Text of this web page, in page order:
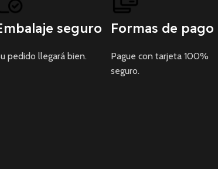
seguro
pedido llegará bien.
Formas de pago
Pague con tarjeta 100%
seguro.